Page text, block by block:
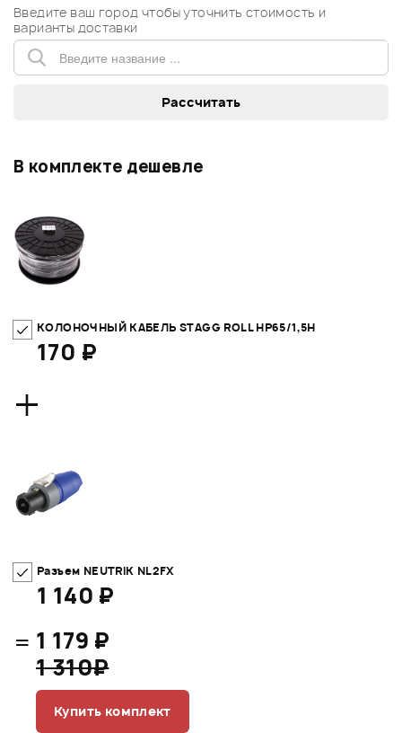
Введите ваш город чтобы уточнить стоимость и
варианты доставки
В комплекте дешевле
КОЛОНОЧНЫЙ КАБЕЛЬ STAGG ROLL HP65/1,5H
170 ₽
+
Разъем NEUTRIK NL2FX
1 140 ₽
= 1 179 ₽
1 310₽
Купить комплект